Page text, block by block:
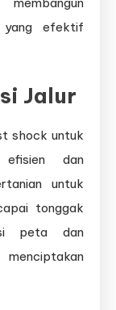
yang efektif
Jalur
shock untuk
efisien dan
untuk
tonggak
peta dan